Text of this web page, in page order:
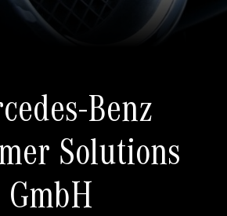
Benz
Solutions
GmbH